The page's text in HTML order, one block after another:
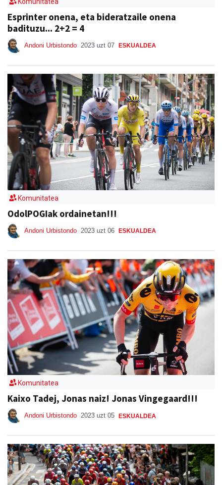
Esprinter onena, eta bideratzaile onena
badituzu... 2+2 = 4
Andoni Urbistondo 2023 uzt 07 ESKUALDEA
Komunitatea
OdolPOGIak ordainetan!!!
Andoni Urbistondo 2023 uzt 06 ESKUALDEA
Komunitatea
Kaixo Tadej, Jonas naiz! Jonas Vingegaard!!!
Andoni Urbistondo 2023 uzt 05 ESKUALDEA